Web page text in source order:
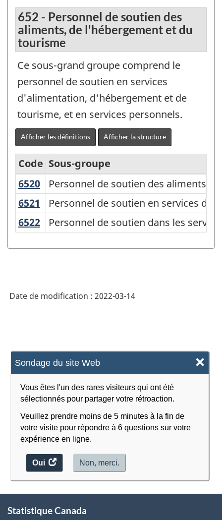
Sondage du site Web ×
Vous êtes l'un des rares visiteurs qui ont été
sélectionnés pour partager votre rétroaction.
Veuillez prendre moins de 5 minutes à la fin de
votre visite pour répondre à 6 questions sur votre
expérience en ligne.
Oui
accéder
au
Non, merci.
652 - Personnel de soutien des
aliments, de l'hébergement et du
tourisme
Ce sous-grand groupe comprend le
personnel de soutien en services
d'alimentation, d'hébergement et de
tourisme, et en services personnels.
Afficher les définitions Afficher la structure
Classification
nationale
des
professions
(CNP)
1.0
de
la
classification
Code Sous-groupe
6520 Personnel de soutien des aliments
Personnel de soutien des aliments
6521
Personnel de soutien en services
Personnel de soutien en services
6522 Personnel de soutien dans les
Personnel de soutien dans les
Date de modification : 2022-03-14
propos
Statistique Canada